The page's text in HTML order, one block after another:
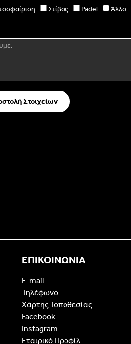
Στίβος Padel Άλλο
Στοιχείων
ΕΠΙΚΟΙΝΩΝΙΑ
E-mail
Τηλέφωνο
Χάρτης Τοποθεσίας
Facebook
Instagram
Εταιρικό Προφίλ